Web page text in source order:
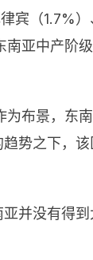
（1.7%）
亚中产阶
布景，东
势之下，
并没有得